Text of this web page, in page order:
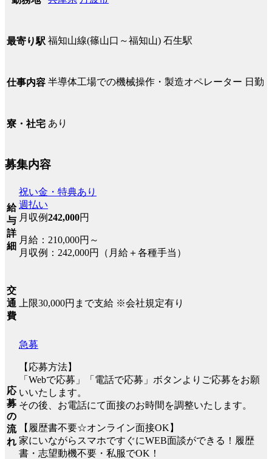
最寄り駅 福知山線(篠山口～福知山) 石生駅
仕事内容 半導体工場での機械操作・製造オペレーター 日勤
寮・社宅 あり
募集内容
給
与
詳
細
祝い金・特典あり
週払い
月収例242,000円
月給：210,000円～
月収例：242,000円（月給＋各種手当）
交
通
費
上限30,000円まで支給 ※会社規定有り
応
募
の
流
れ
急募
【応募方法】
「Webで応募」「電話で応募」ボタンよりご応募をお願
いいたします。
その後、お電話にて面接のお時間を調整いたします。
【履歴書不要☆オンライン面接OK】
家にいながらスマホですぐにWEB面談ができる！履歴
書・志望動機不要・私服でOK！